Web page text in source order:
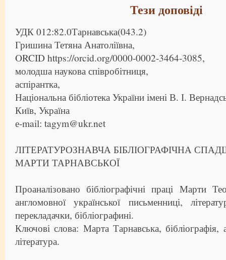
Тези доповіді
УДК 012:82.0Тарнавська(043.2)
Гришина Тетяна Анатоліївна,
ORCID https://orcid.org/0000-0002-3464-3085,
молодша наукова співробітниця,
аспірантка,
Національна бібліотека України імені В. І.
Київ, Україна
е-mail: tagym@ukr.net
ЛІТЕРАТУРОЗНАВЧА БІБЛІОГРАФІЧНА
МАРТИ ТАРНАВСЬКОЇ
Проаналізовано бібліографічні праці Марти
англомовної української письменниці,
перекладачки, бібліографині.
Ключові слова: Марта Тарнавська, бібліографія,
література.